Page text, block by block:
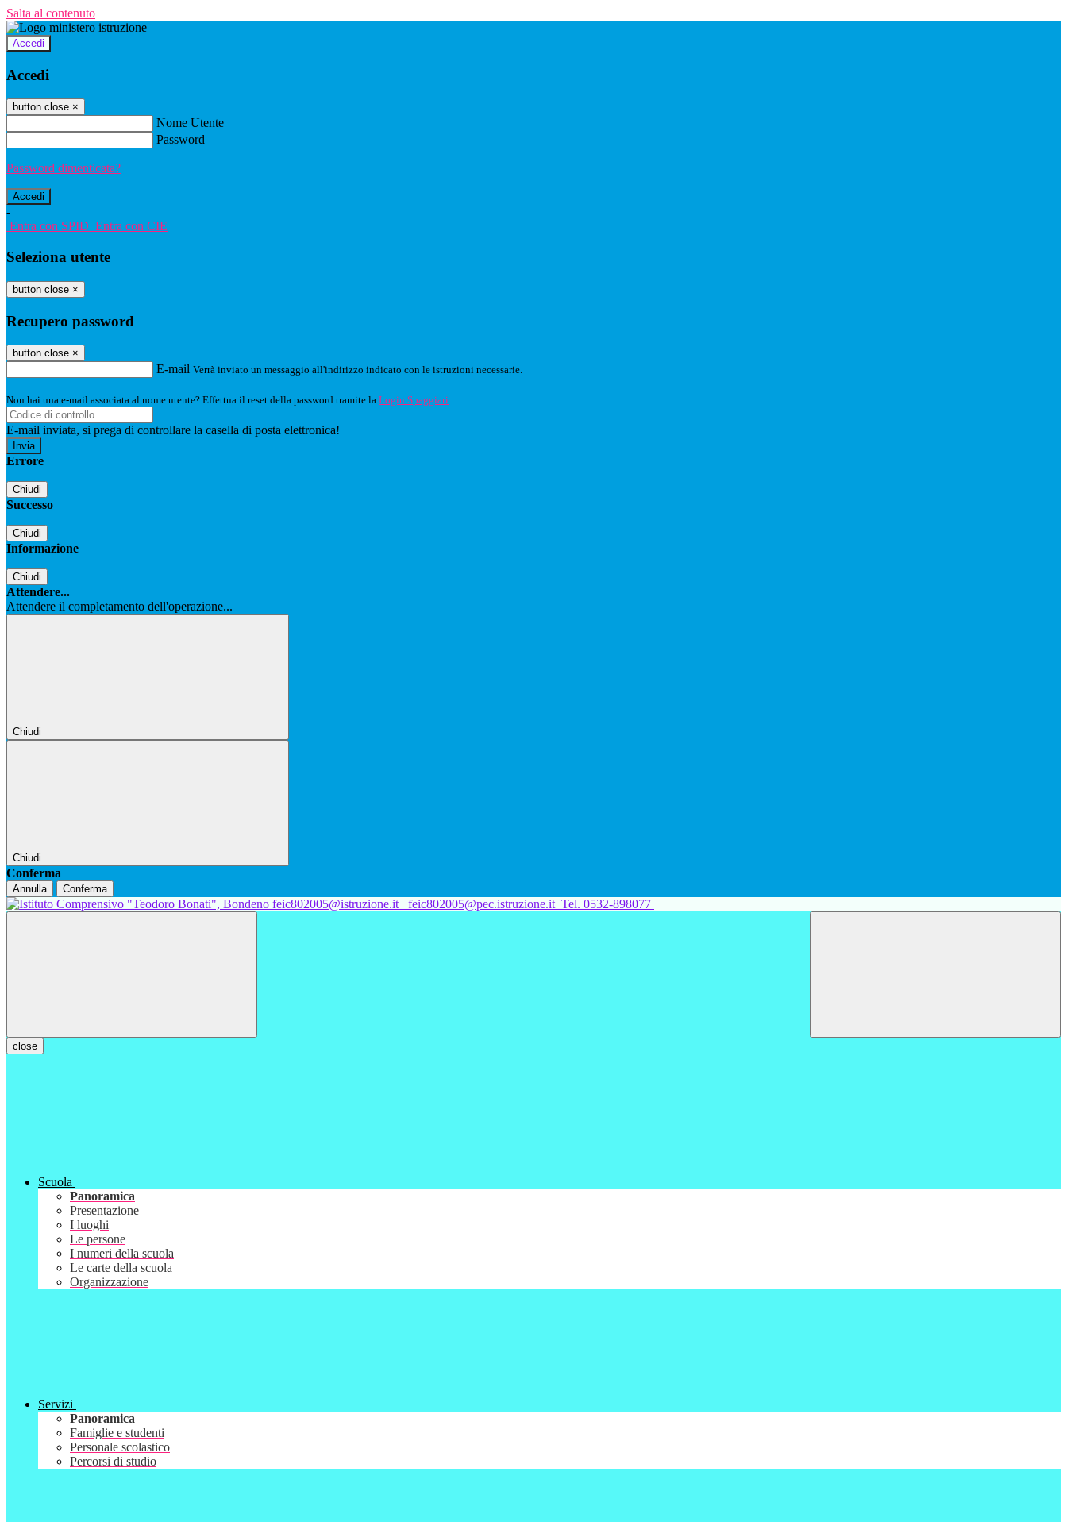
Salta al contenuto
Accedi
Accedi
button close ×
Nome Utente
Password
Password dimenticata?
-
Entra con SPID Entra con CIE
Seleziona utente
button close ×
Recupero password
button close ×
E-mail Verrà inviato un messaggio all'indirizzo indicato con le istruzioni necessarie.
Non hai una e-mail associata al nome utente? Effettua il reset della password tramite la Login Spaggiari
E-mail inviata, si prega di controllare la casella di posta elettronica!
Errore
Chiudi
Successo
Chiudi
Informazione
Chiudi
Attendere...
Attendere il completamento dell'operazione...
Chiudi
Chiudi
Conferma
Annulla Conferma
feic802005@istruzione.it feic802005@pec.istruzione.it Tel. 0532-898077
close
Scuola
Panoramica
Presentazione
I luoghi
Le persone
I numeri della scuola
Le carte della scuola
Organizzazione
Servizi
Panoramica
Famiglie e studenti
Personale scolastico
Percorsi di studio